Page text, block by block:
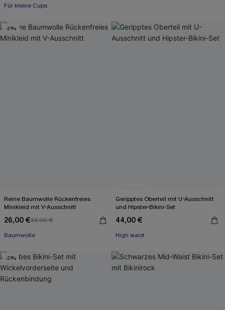
Für kleine Cups
-21%
Reine Baumwolle Rückenfreies
Minikleid mit V-Ausschnitt
26,00 €33,00 €
Baumwolle
Geripptes Oberteil mit U-Ausschnitt
und Hipster-Bikini-Set
44,00 €
Mit Gratis-Maßband
High waist
-21%